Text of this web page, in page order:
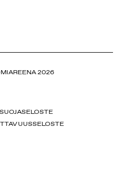
2026